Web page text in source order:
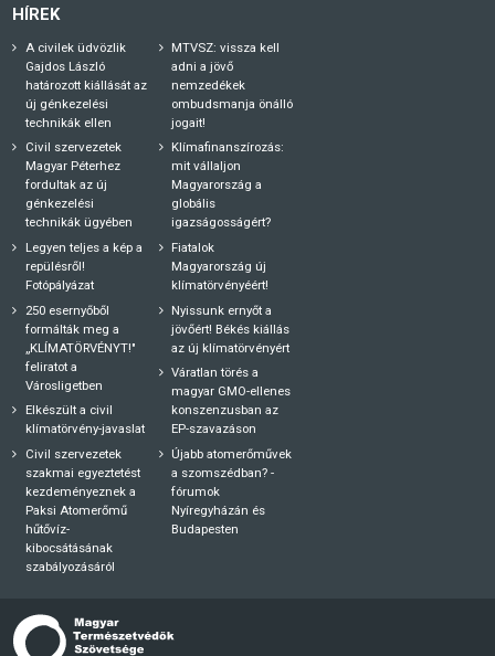
HÍREK
A civilek üdvözlik
Gajdos László
határozott kiállását az
új génkezelési
technikák ellen
Civil szervezetek
Magyar Péterhez
fordultak az új
génkezelési
technikák ügyében
Legyen teljes a kép a
repülésről!
Fotópályázat
250 esernyőből
formálták meg a
„KLÍMATÖRVÉNYT!"
feliratot a
Városligetben
Elkészült a civil
klímatörvény-javaslat
Civil szervezetek
szakmai egyeztetést
kezdeményeznek a
Paksi Atomerőmű
hűtővíz-
kibocsátásának
szabályozásáról
MTVSZ: vissza kell
adni a jövő
nemzedékek
ombudsmanja önálló
jogait!
Klímafinanszírozás:
mit vállaljon
Magyarország a
globális
igazságosságért?
Fiatalok
Magyarország új
klímatörvényéért!
Nyissunk ernyőt a
jövőért! Békés kiállás
az új klímatörvényért
Váratlan törés a
magyar GMO-ellenes
konszenzusban az
EP-szavazáson
Újabb atomerőművek
a szomszédban? -
fórumok
Nyíregyházán és
Budapesten